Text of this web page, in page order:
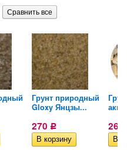
Грунт природный
Gloxy Янцзы...
270 Р